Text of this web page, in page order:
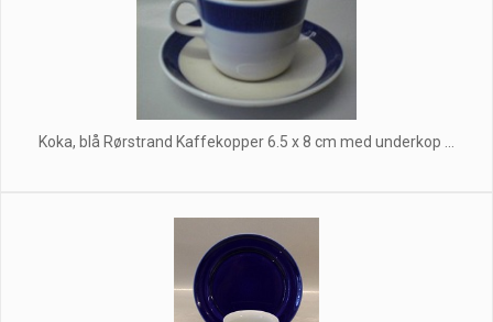
Koka, blå Rørstrand Kaffekopper 6.5 x 8 cm med underkop ...